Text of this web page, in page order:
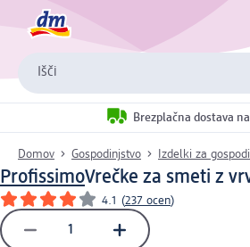
Išči
Brezplačna dostava
Domov Gospodinjstvo Izdelki za
ProfissimoVrečke za smeti z
4.1 (237 ocen)